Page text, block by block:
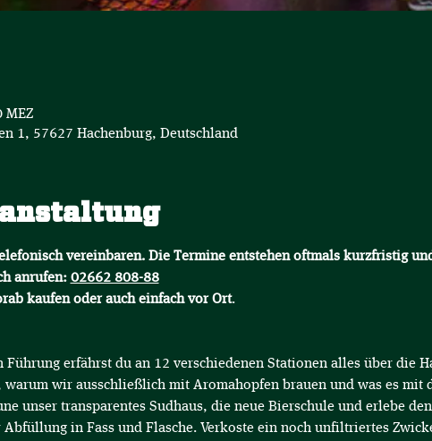
MEZ
1, 57627 Hachenburg, Deutschland
vereinbaren. Die Termine entstehen oftmals kurzfristig
anrufen: 02662 808-88
kaufen oder auch einfach vor Ort.
erfährst du an 12 verschiedenen Stationen alles über die
wir ausschließlich mit Aromahopfen brauen und was es mit
unser transparentes Sudhaus, die neue Bierschule und erlebe
in Fass und Flasche. Verkoste ein noch unfiltriertes